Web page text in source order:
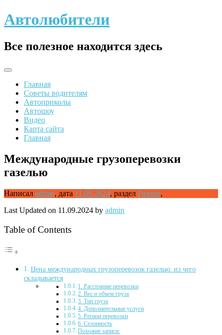
Skip
to
Автолюбители
Все полезное находится здесь
Главная
Советы водителям
Автоприколы
Автошоу
Видео
Карта сайта
Главная
Международные грузоперевозки
газелью
Написал admin, дата 11.09.2024, раздел Разное,
Last Updated on 11.09.2024 by admin
Table of Contents
Цена международных грузоперевозок газелью: из чего
складывается
1. Расстояние перевозки
2. Вес и объем груза
3. Тип груза
4. Дополнительные услуги
5. Регион перевозки
6. Сезонность
Похожие записи: